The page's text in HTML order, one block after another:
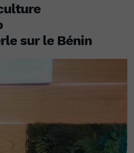
sur le Bénin